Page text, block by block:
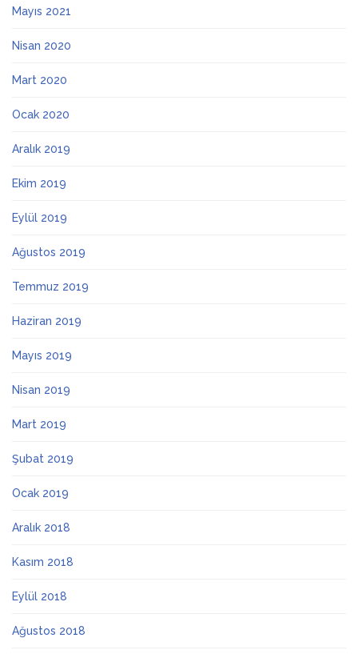
Mayıs 2021
Nisan 2020
Mart 2020
Ocak 2020
Aralık 2019
Ekim 2019
Eylül 2019
Ağustos 2019
Temmuz 2019
Haziran 2019
Mayıs 2019
Nisan 2019
Mart 2019
Şubat 2019
Ocak 2019
Aralık 2018
Kasım 2018
Eylül 2018
Ağustos 2018